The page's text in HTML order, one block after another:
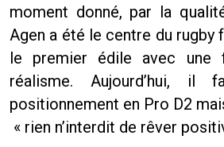
moment donné, par la
Agen a été le centre du rugby
le premier édile avec une
réalisme. Aujourd’hui, il
positionnement en Pro D2
« rien n’interdit de rêver